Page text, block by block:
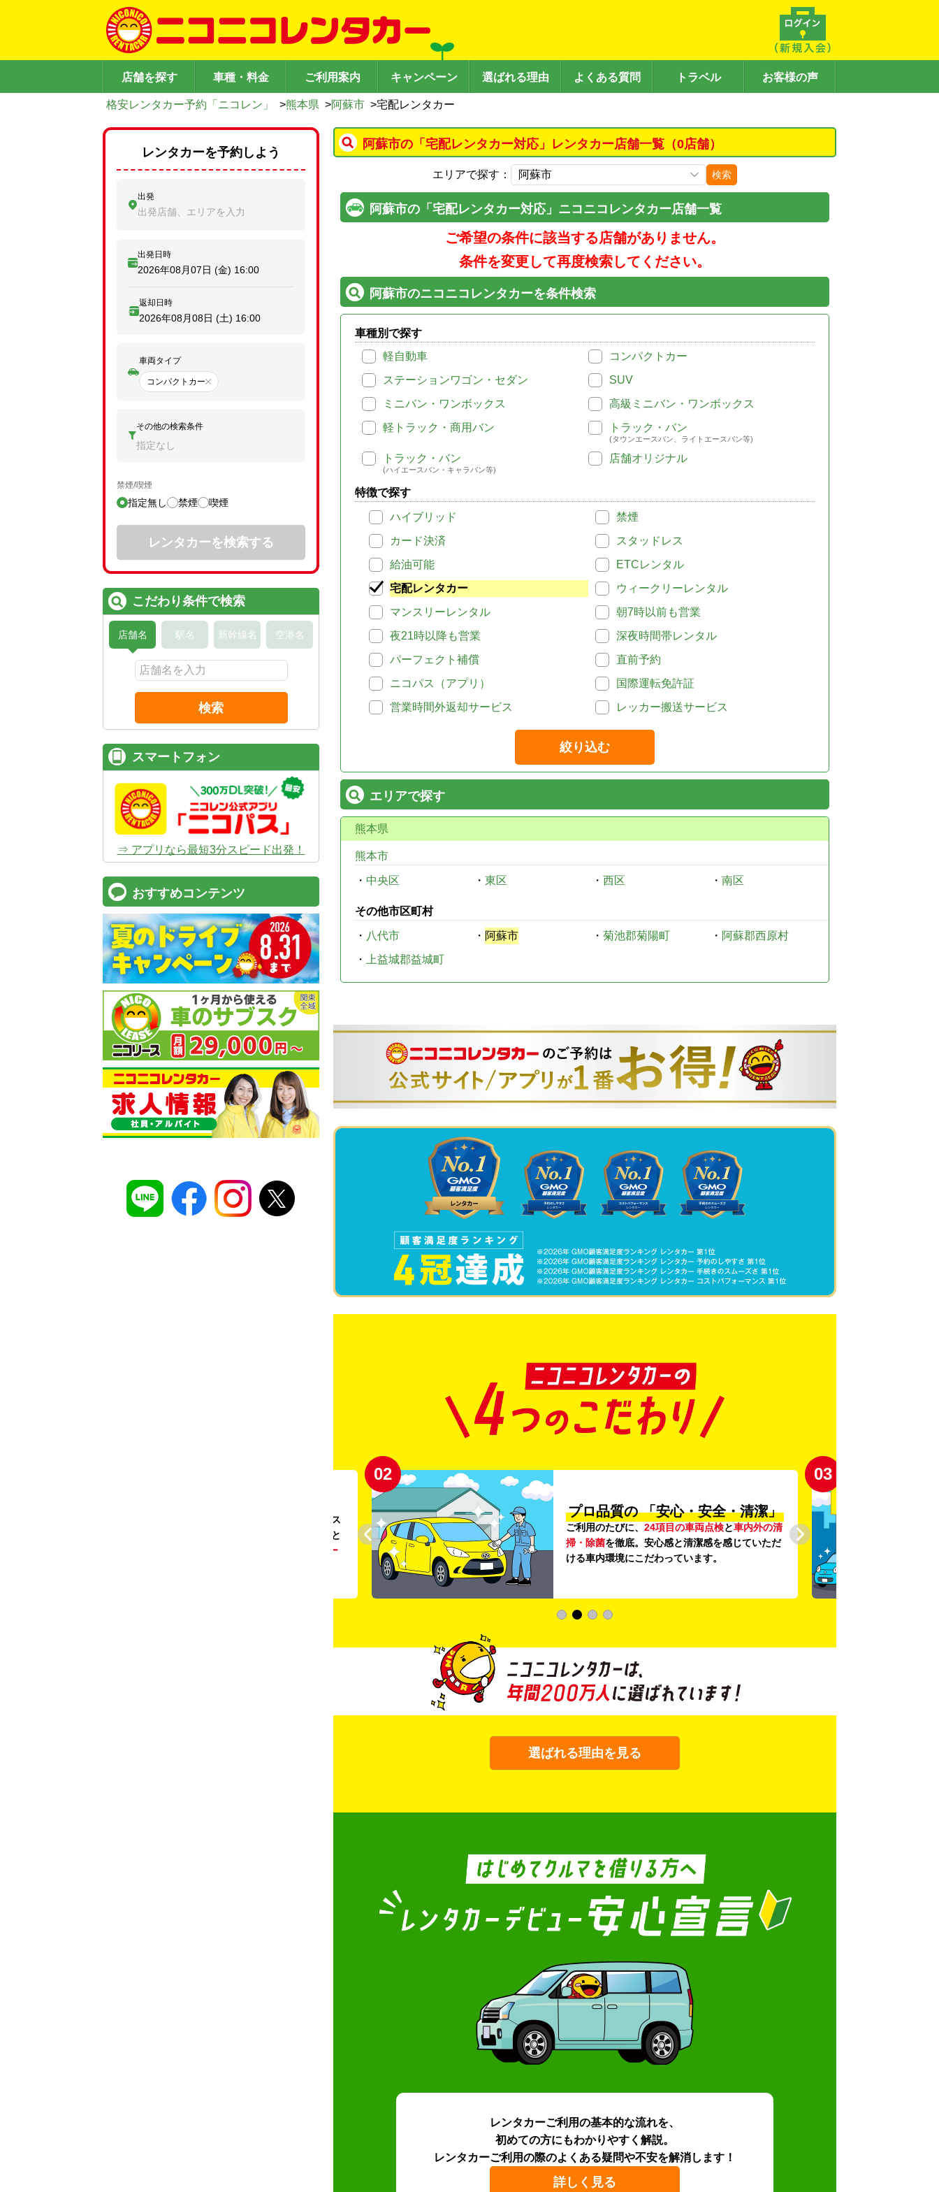
店舗を探す 車種・料金 ご利用案内 キャンペーン 選ばれる理由 よくある質問 トラベル お客様の声
格安レンタカー予約「ニコレン」 >熊本県 >阿蘇市 >宅配レンタカー
阿蘇市の「宅配レンタカー対応」レンタカー店舗一覧（0店舗）
エリアで探す： 検索
阿蘇市の「宅配レンタカー対応」ニコニコレンタカー店舗一覧
ご希望の条件に該当する店舗がありません。
条件を変更して再度検索してください。
阿蘇市のニコニコレンタカーを条件検索
車種別で探す
軽自動車
コンパクトカー
ステーションワゴン・セダン
SUV
ミニバン・ワンボックス
高級ミニバン・ワンボックス
軽トラック・商用バン
トラック・バン
(タウンエースバン、ライトエースバン等)
トラック・バン
(ハイエースバン・キャラバン等)
店舗オリジナル
特徴で探す
ハイブリッド
禁煙
カード決済
スタッドレス
給油可能
ETCレンタル
宅配レンタカー
ウィークリーレンタル
マンスリーレンタル
朝7時以前も営業
夜21時以降も営業
深夜時間帯レンタル
パーフェクト補償
直前予約
ニコパス（アプリ）
国際運転免許証
営業時間外返却サービス
レッカー搬送サービス
絞り込む
エリアで探す
熊本県
熊本市
・ 中央区 ・ 東区 ・ 西区 ・ 南区
その他市区町村
・ 八代市 ・ 阿蘇市 ・ 菊池郡菊陽町 ・ 阿蘇郡西原村
・
上益城郡益城町
車内外の清
を徹底。安心感と清潔感を感じていただ
03
登録から4年未満の
新しい車がいっぱい♪
登録から4年未満の新しいクルマを多数導入し、
快適な車両の提供を追求しています。もちろん追
加料金は0円です。
04
選ばれる理由を見る
レンタカーご利用の基本的な流れを、
初めての方にもわかりやすく解説。
レンタカーご利用の際のよくある疑問や不安を解消します！
詳しく見る
レンタカーを予約しよう
出発
出発店舗、エリアを入力
出発日時
2026年08月07日 (金) 16:00
返却日時
2026年08月08日 (土) 16:00
車両タイプ
コンパクトカー
その他の検索条件
指定なし
禁煙/喫煙
指定無し 禁煙 喫煙
レンタカーを検索する
こだわり条件で検索
店舗名 駅名 新幹線名 空港名
検索
スマートフォン
⇒ アプリなら最短3分スピード出発！
おすすめコンテンツ